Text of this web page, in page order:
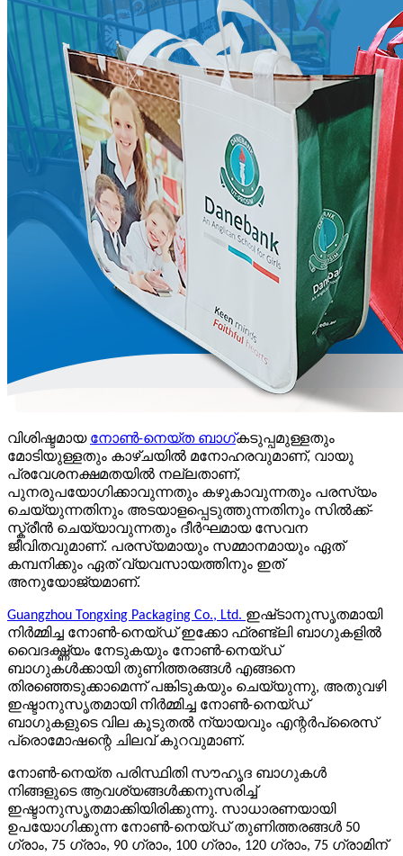
വിശിഷ്ടമായ നോൺ-നെയ്ത ബാഗ്കടുപ്പമുള്ളതും
മോടിയുള്ളതും കാഴ്ചയിൽ മനോഹരവുമാണ്, വായു
പ്രവേശനക്ഷമതയിൽ നല്ലതാണ്,
പുനരുപയോഗിക്കാവുന്നതും കഴുകാവുന്നതും പരസ്യം
ചെയ്യുന്നതിനും അടയാളപ്പെടുത്തുന്നതിനും സിൽക്ക്-
സ്ക്രീൻ ചെയ്യാവുന്നതും ദീർഘമായ സേവന
ജീവിതവുമാണ്. പരസ്യമായും സമ്മാനമായും ഏത്
കമ്പനിക്കും ഏത് വ്യവസായത്തിനും ഇത്
അനുയോജ്യമാണ്.
Guangzhou Tongxing Packaging Co., Ltd. ഇഷ്‌ടാനുസൃതമായി
നിർമ്മിച്ച നോൺ-നെയ്‌ഡ് ഇക്കോ ഫ്രണ്ട്‌ലി ബാഗുകളിൽ
വൈദഗ്ദ്ധ്യം നേടുകയും നോൺ-നെയ്‌ഡ്
ബാഗുകൾക്കായി തുണിത്തരങ്ങൾ എങ്ങനെ
തിരഞ്ഞെടുക്കാമെന്ന് പങ്കിടുകയും ചെയ്യുന്നു, അതുവഴി
ഇഷ്ടാനുസൃതമായി നിർമ്മിച്ച നോൺ-നെയ്‌ഡ്
ബാഗുകളുടെ വില കൂടുതൽ ന്യായവും എന്റർപ്രൈസ്
പ്രൊമോഷന്റെ ചിലവ് കുറവുമാണ്.
നോൺ-നെയ്ത പരിസ്ഥിതി സൗഹൃദ ബാഗുകൾ
നിങ്ങളുടെ ആവശ്യങ്ങൾക്കനുസരിച്ച്
ഇഷ്ടാനുസൃതമാക്കിയിരിക്കുന്നു. സാധാരണയായി
ഉപയോഗിക്കുന്ന നോൺ-നെയ്‌ഡ് തുണിത്തരങ്ങൾ 50
ഗ്രാം, 75 ഗ്രാം, 90 ഗ്രാം, 100 ഗ്രാം, 120 ഗ്രാം, 75 ഗ്രാമിന്